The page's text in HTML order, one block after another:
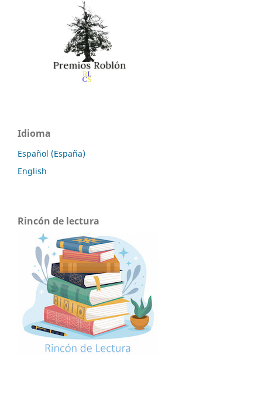
Idioma
Español (España)
English
Rincón de lectura